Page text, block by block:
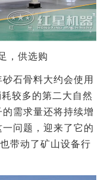
，供选购
石骨料大约会使用
较多的第二大自然
需求量还将持续增
问题，迎来了它的
带动了矿山设备行